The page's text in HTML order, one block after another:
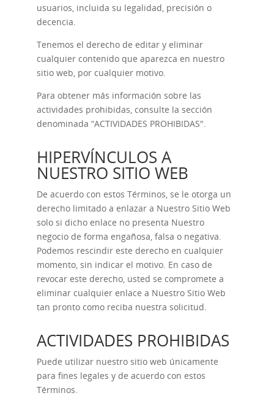
usuarios, incluida su legalidad, precisión o
decencia.
Tenemos el derecho de editar y eliminar
cualquier contenido que aparezca en nuestro
sitio web, por cualquier motivo.
Para obtener más información sobre las
actividades prohibidas, consulte la sección
denominada “ACTIVIDADES PROHIBIDAS".
HIPERVÍNCULOS A
NUESTRO SITIO WEB
De acuerdo con estos Términos, se le otorga un
derecho limitado a enlazar a Nuestro Sitio Web
solo si dicho enlace no presenta Nuestro
negocio de forma engañosa, falsa o negativa.
Podemos rescindir este derecho en cualquier
momento, sin indicar el motivo. En caso de
revocar este derecho, usted se compromete a
eliminar cualquier enlace a Nuestro Sitio Web
tan pronto como reciba nuestra solicitud.
ACTIVIDADES PROHIBIDAS
Puede utilizar nuestro sitio web únicamente
para fines legales y de acuerdo con estos
Términos.